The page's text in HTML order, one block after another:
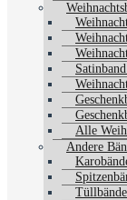
Alle
Andere